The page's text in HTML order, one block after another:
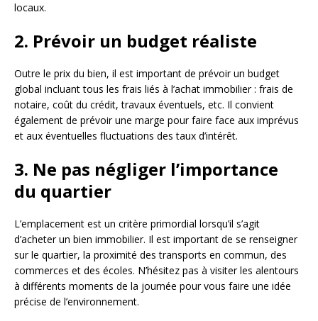
locaux.
2. Prévoir un budget réaliste
Outre le prix du bien, il est important de prévoir un budget
global incluant tous les frais liés à l’achat immobilier : frais de
notaire, coût du crédit, travaux éventuels, etc. Il convient
également de prévoir une marge pour faire face aux imprévus
et aux éventuelles fluctuations des taux d’intérêt.
3. Ne pas négliger l’importance
du quartier
L’emplacement est un critère primordial lorsqu’il s’agit
d’acheter un bien immobilier. Il est important de se renseigner
sur le quartier, la proximité des transports en commun, des
commerces et des écoles. N’hésitez pas à visiter les alentours
à différents moments de la journée pour vous faire une idée
précise de l’environnement.